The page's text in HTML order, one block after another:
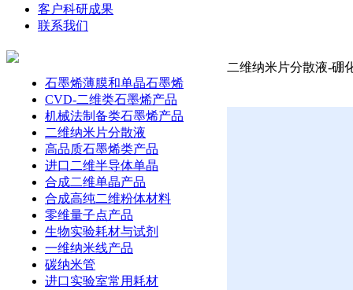
客户科研成果
联系我们
石墨烯薄膜和单晶石墨烯
CVD-二维类石墨烯产品
机械法制备类石墨烯产品
二维纳米片分散液
高品质石墨烯类产品
进口二维半导体单晶
合成二维单晶产品
合成高纯二维粉体材料
零维量子点产品
生物实验耗材与试剂
一维纳米线产品
碳纳米管
进口实验室常用耗材
二维纳米片分散液-硼